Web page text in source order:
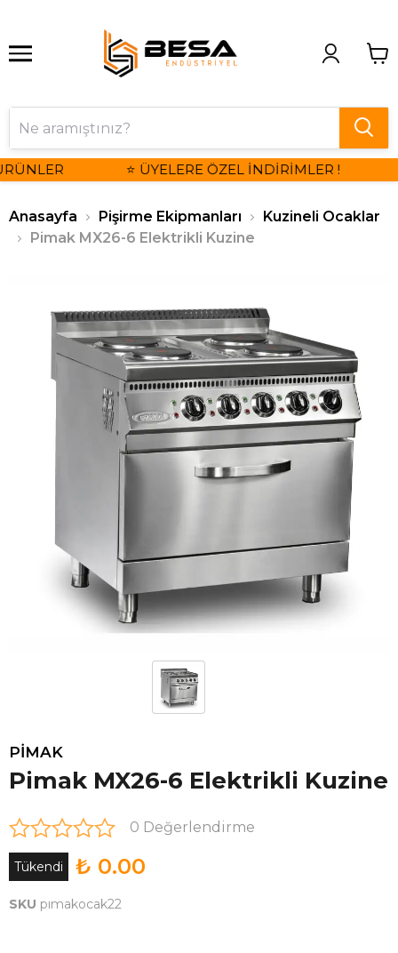
⭐ ÜYELERE ÖZEL İNDİRİMLER !
Anasayfa Pişirme Ekipmanları
Kuzineli Ocaklar
Pimak MX26-6 Elektrikli Kuzine
PİMAK
Pimak MX26-6 Elektrikli Kuzine
0 Değerlendirme
Tükendi ₺ 0.00
SKU pımakocak22